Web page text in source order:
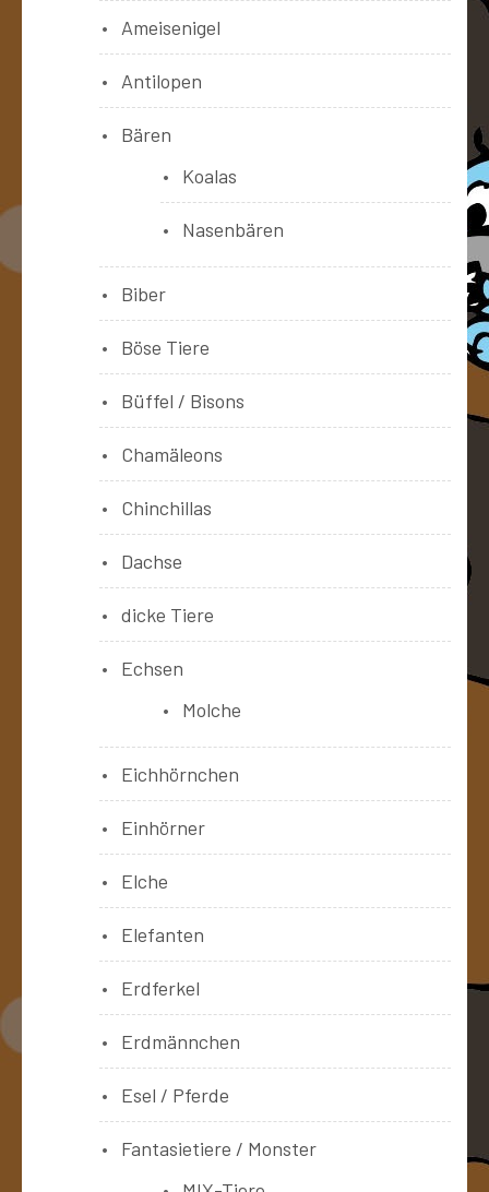
Ameisenigel
Antilopen
Bären
Koalas
Nasenbären
Biber
Böse Tiere
Büffel / Bisons
Chamäleons
Chinchillas
Dachse
dicke Tiere
Echsen
Molche
Eichhörnchen
Einhörner
Elche
Elefanten
Erdferkel
Erdmännchen
Esel / Pferde
Fantasietiere / Monster